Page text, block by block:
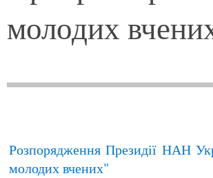
молодих
Розпорядження Президії НАН
молодих вчених"